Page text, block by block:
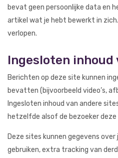
bevat geen persoonlijke data en
artikel wat je hebt bewerkt in
verlopen.
Ingesloten inhoud
Berichten op deze site kunnen
bevatten (bijvoorbeeld video’s,
Ingesloten inhoud van andere
hetzelfde alsof de bezoeker
Deze sites kunnen gegevens
gebruiken, extra tracking van